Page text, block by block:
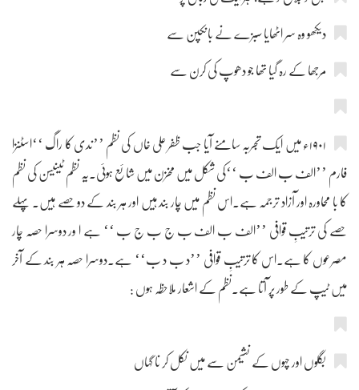
دیکھو وہ سر اٹھایا سبزے نے بانکپن سے
مرجھا کے رہ گیا تھا جو دھوپ کی کرن سے
۱۹۰۱ء میں ایک تجربہ سامنے آیا جب ظفر علی خاں کی نظم ’’ندی کا راگ ‘‘اسٹنزا
فارم ’’الف ب الف ب ‘‘کی شکل میں مخزن میں شائع ہوئی۔یہ نظم ٹینیسن کی نظم
کا با محاورہ اور آزاد ترجمہ ہے۔اس نظم میں چار بند ہیں اور ہر بند کے دو حصے ہیں۔ پہلے
حصے کی ترتیبِ قوافی ’’الف ب الف ب ج ب ج ب ‘‘ ہے ا ور دوسرا حصہ چار
مصرعوں کا ہے۔اس کا ترتیبِ قوافی ’’د ب د ب‘‘ ہے۔دوسرا حصہ ہر بند کے آخر
میں ٹیپ کے طور پر آتا ہے۔نظم کے اشعار ملاحظہ ہوں :
بگلوں اور چہوں کے نشیمن سے میں نکل کر نا گہاں